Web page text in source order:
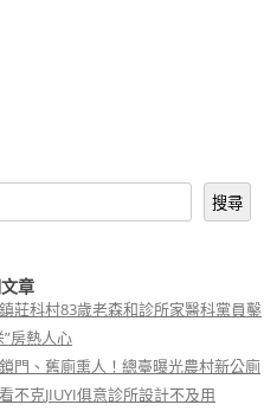
搜尋
章
莊科村83歲老森和診所家醫科黨員鑿
”房熱人心
門、舊廁熏人！總臺曝光農村新公廁
不克JIUYI俱意診所設計不及用